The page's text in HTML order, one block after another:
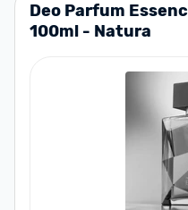
Deo Parfum
100ml - Natura